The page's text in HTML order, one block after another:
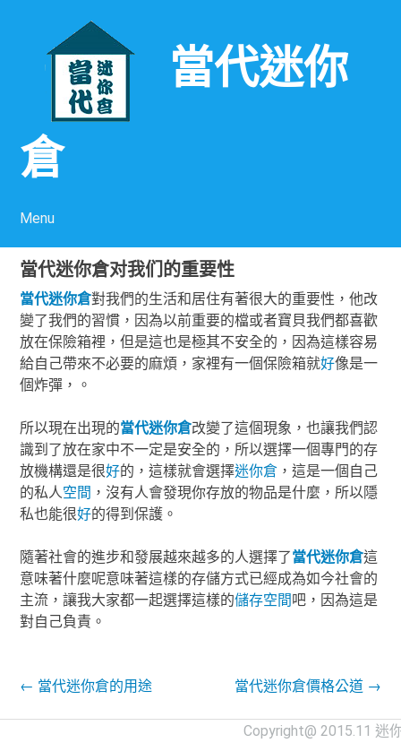
當代迷你
倉
Menu
當代迷你倉对我们的重要性
當代迷你倉對我們的生活和居住有著很大的重要性，他改
變了我們的習慣，因為以前重要的檔或者寶貝我們都喜歡
放在保險箱裡，但是這也是極其不安全的，因為這樣容易
給自己帶來不必要的麻煩，家裡有一個保險箱就好像是一
個炸彈，。
所以現在出現的當代迷你倉改變了這個現象，也讓我們認
識到了放在家中不一定是安全的，所以選擇一個專門的存
放機構還是很好的，這樣就會選擇迷你倉 ，這是一個自己
的私人空間 ，沒有人會發現你存放的物品是什麼，所以隱
私也能很好的得到保護。
隨著社會的進步和發展越來越多的人選擇了當代迷你倉這
意味著什麼呢意味著這樣的存儲方式已經成為如今社會的
主流，讓我大家都一起選擇這樣的儲存空間吧，因為這是
對自己負責。
Post navigation
← 當代迷你倉的用途 當代迷你倉價格公道 →
Copyright@ 2015.11迷